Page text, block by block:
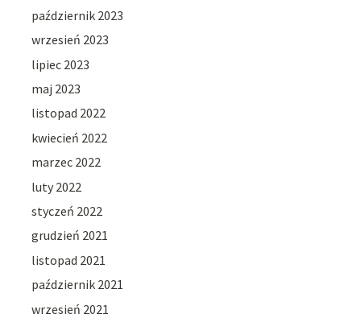
październik 2023
wrzesień 2023
lipiec 2023
maj 2023
listopad 2022
kwiecień 2022
marzec 2022
luty 2022
styczeń 2022
grudzień 2021
listopad 2021
październik 2021
wrzesień 2021